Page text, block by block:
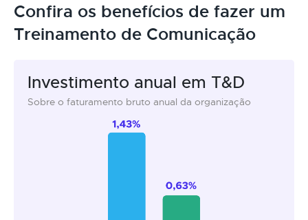
Confira os benefícios de fazer um
Treinamento de Comunicação
Investimento anual em T&D
Sobre o faturamento bruto anual da organização